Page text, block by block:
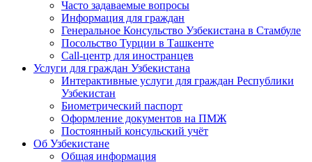
Часто задаваемые вопросы
Информация для граждан
Генеральное Консульство Узбекистана в Стамбуле
Посольство Турции в Ташкенте
Call-центр для иностранцев
Услуги для граждан Узбекистана
Интерактивные услуги для граждан Республики
Узбекистан
Биометрический паспорт
Оформление документов на ПМЖ
Постоянный консульский учёт
Об Узбекистане
Общая информация